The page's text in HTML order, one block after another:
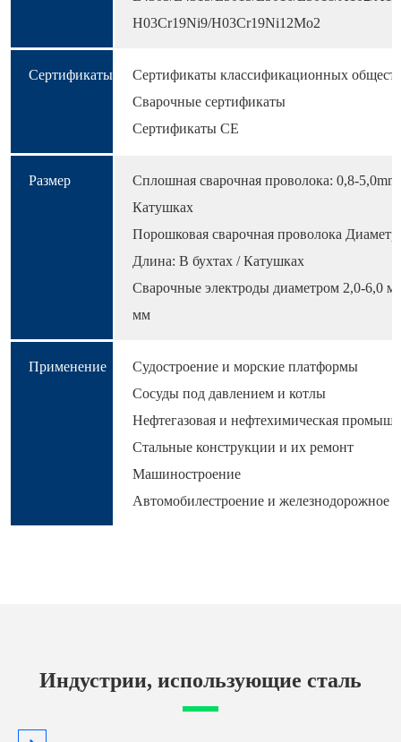
H03Cr19Ni9/H03Cr19Ni12Mo2
Сертификаты
Сертификаты классификационных
Сварочные сертификаты
Сертификаты CE
Размер
Сплошная сварочная проволока: 0,8-
Катушках
Порошковая сварочная проволока
Длина: В бухтах / Катушках
Сварочные электроды диаметром 2,0-6,0
мм
Применение
Судостроение и морские платформы
Сосуды под давлением и котлы
Нефтегазовая и нефтехимическая
Стальные конструкции и их ремонт
Машиностроение
Автомобилестроение и железнодорожное
Индустрии, использующие сталь